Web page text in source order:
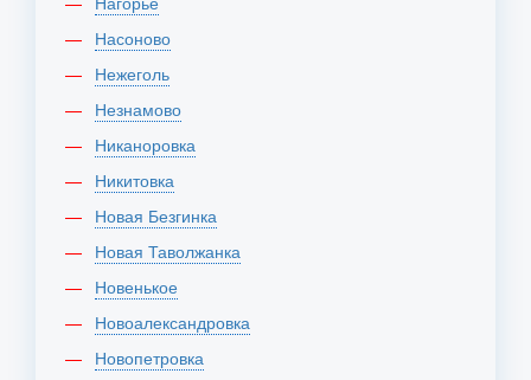
Насоново
Нежеголь
Незнамово
Никаноровка
Никитовка
Новая Безгинка
Новая Таволжанка
Новенькое
Новоалександровка
Новопетровка